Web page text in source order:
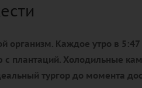
организм. Каждое утро в
с плантаций. Холодильные
тургор до момента